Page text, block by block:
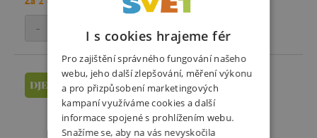
+
- Přidat do košíku
DJECO
I s cookies hrajeme fér
Pro zajištění správného fungování našeho
webu, jeho další zlepšování, měření výkonu
a pro přizpůsobení marketingových
kampaní využíváme cookies a další
informace spojené s prohlížením webu.
Snažíme se, aby na vás nevyskočila